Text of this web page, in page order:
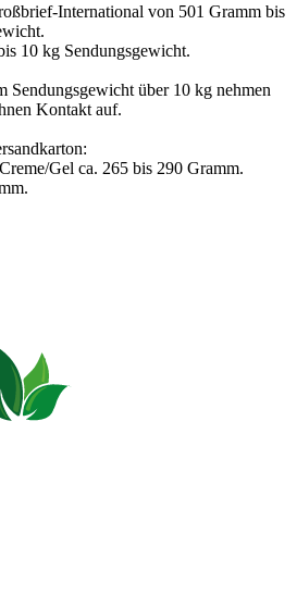
International von 501 Gramm bis
10 kg Sendungsgewicht.
Sendungsgewicht über 10 kg nehmen
Kontakt auf.
Gel ca. 265 bis 290 Gramm.